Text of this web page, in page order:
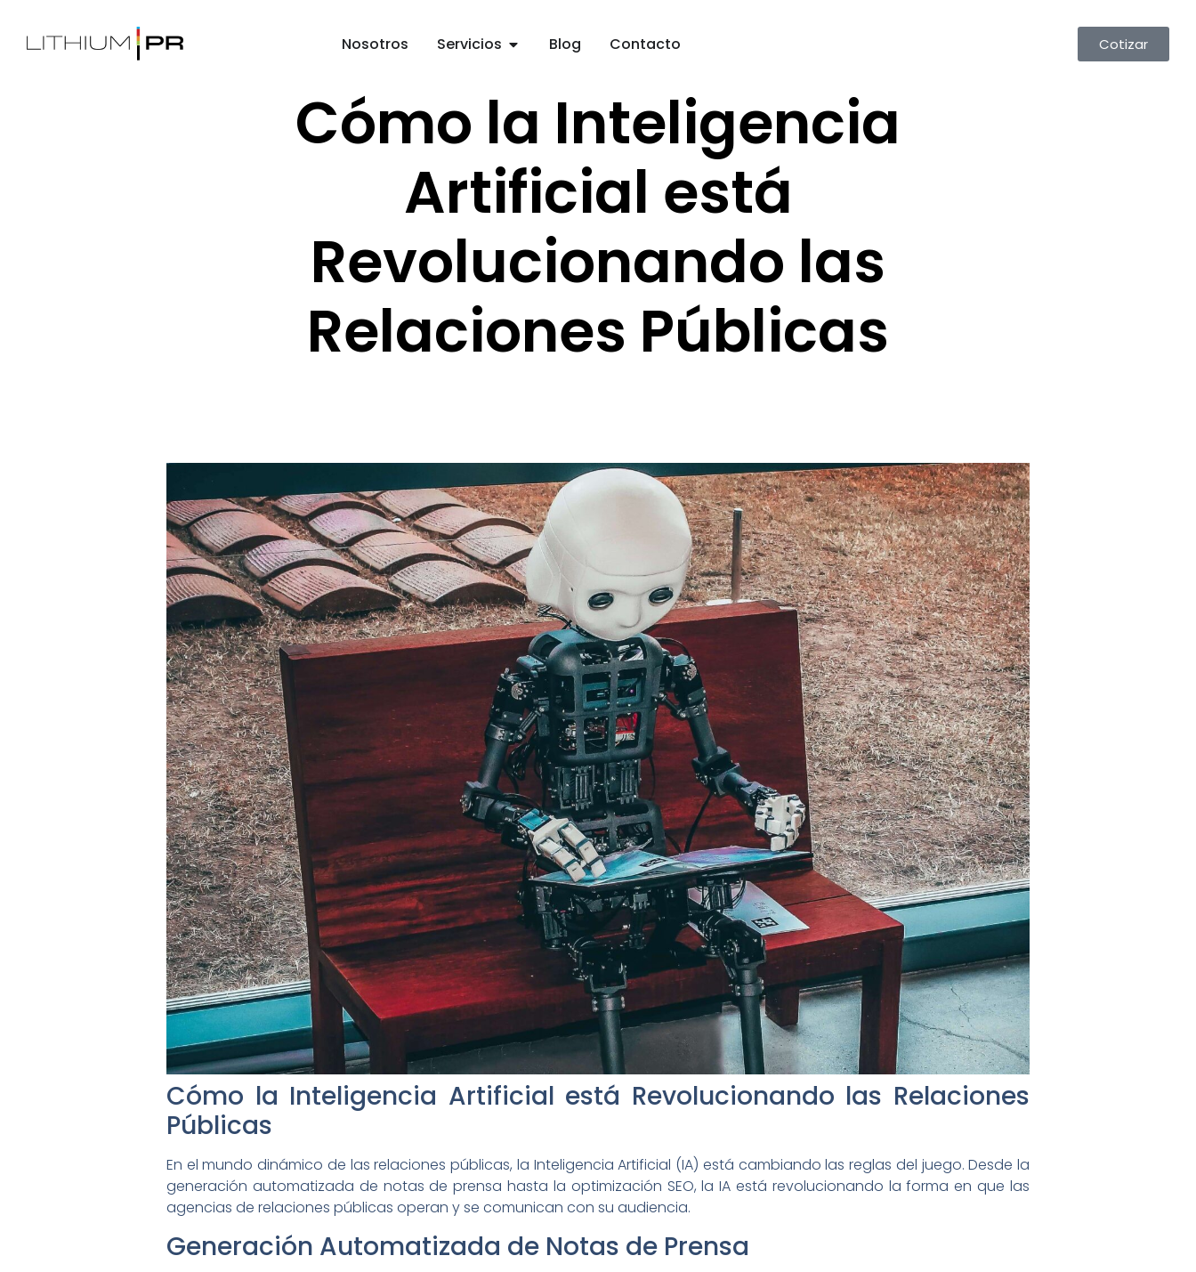
Nosotros Servicios Blog Contacto Cotizar
Cómo la Inteligencia
Artificial está
Revolucionando las
Relaciones Públicas
Cómo la Inteligencia Artificial está Revolucionando las Relaciones
Públicas
En el mundo dinámico de las relaciones públicas, la Inteligencia Artificial (IA) está cambiando las reglas del juego. Desde la
generación automatizada de notas de prensa hasta la optimización SEO, la IA está revolucionando la forma en que las
agencias de relaciones públicas operan y se comunican con su audiencia.
Generación Automatizada de Notas de Prensa